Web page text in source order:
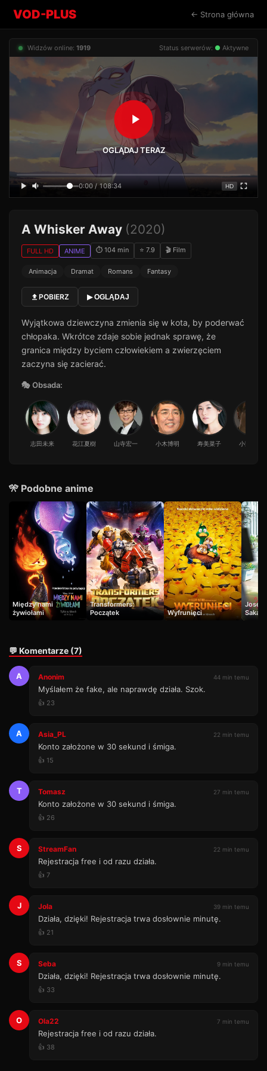
VOD-PLUS ← Strona główna
Widzów online: 1919 Status serwerów: ● Aktywne
OGLĄDAJ TERAZ
0:00 / 108:34 HD
A Whisker Away (2020)
FULL HD ANIME ⏱ 104 min ⭐ 7.9 🎬 Film
Animacja Dramat Romans Fantasy
POBIERZ ▶ OGLĄDAJ
Wyjątkowa dziewczyna zmienia się w kota, by poderwać
chłopaka. Wkrótce zdaje sobie jednak sprawę, że
granica między byciem człowiekiem a zwierzęciem
zaczyna się zacierać.
🎭 Obsada:
志田未来 花江夏樹 山寺宏一 小木博明 寿美菜子 小野賢章
🎌 Podobne anime
Między nami
żywiołami
Transformers:
Początek
Wyfrunięci
Josee
💬 Komentarze (7)
A Anonim 44 min temu
Myślałem że fake, ale naprawdę działa. Szok.
👍 23
A Asia_PL 22 min temu
Konto założone w 30 sekund i śmiga.
👍 15
T Tomasz 27 min temu
Konto założone w 30 sekund i śmiga.
👍 26
S StreamFan 22 min temu
Rejestracja free i od razu działa.
👍 7
J Jola 39 min temu
Działa, dzięki! Rejestracja trwa dosłownie minutę.
👍 21
S Seba 9 min temu
Działa, dzięki! Rejestracja trwa dosłownie minutę.
👍 33
O Ola22 7 min temu
Rejestracja free i od razu działa.
👍 38